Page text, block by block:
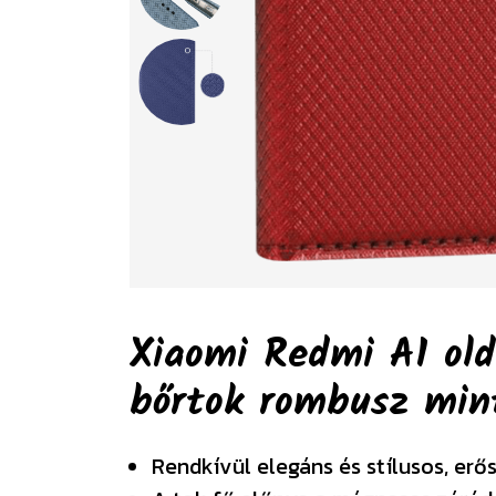
Xiaomi Redmi A1
bőrtok rombusz
Rendkívül elegáns és stílusos,